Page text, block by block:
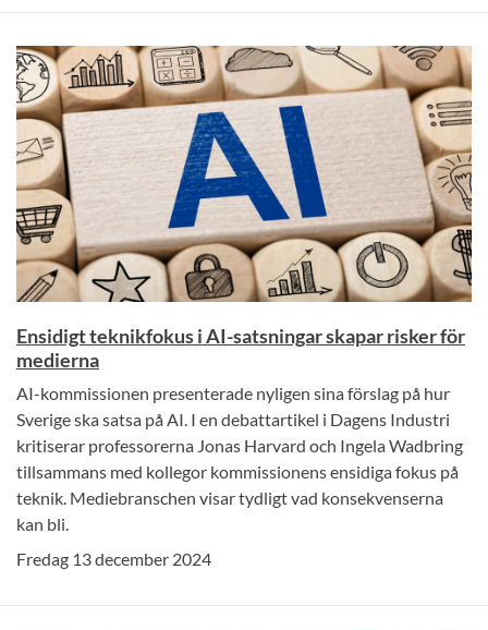
Ensidigt teknikfokus i AI-satsningar skapar risker för
medierna
AI-kommissionen presenterade nyligen sina förslag på hur
Sverige ska satsa på AI. I en debattartikel i Dagens Industri
kritiserar professorerna Jonas Harvard och Ingela Wadbring
tillsammans med kollegor kommissionens ensidiga fokus på
teknik. Mediebranschen visar tydligt vad konsekvenserna
kan bli.
Fredag 13 december 2024